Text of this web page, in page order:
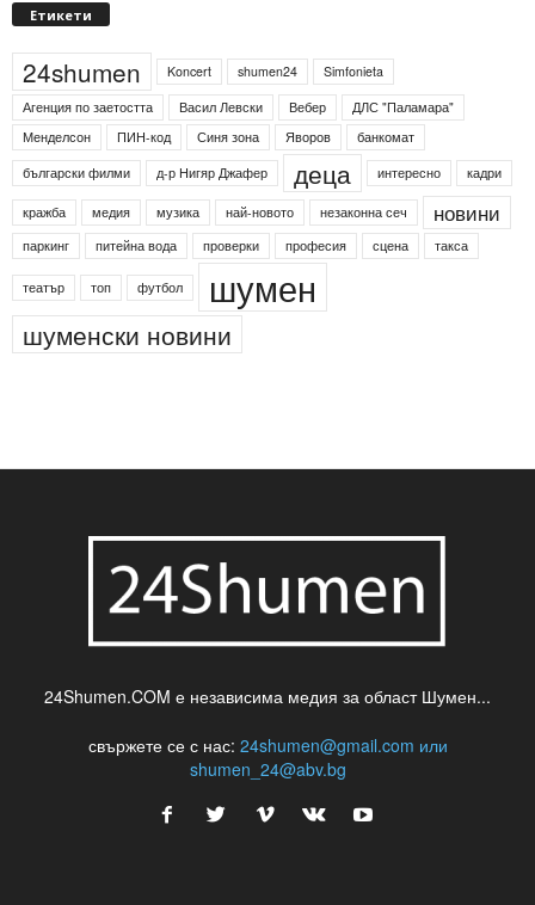
Етикети
24shumen Koncert shumen24
Simfonieta
Агенция по заетостта
Васил Левски Вебер
ДЛС "Паламара"
Менделсон
ПИН-код Синя зона Яворов
банкомат
български филми
д-р Нигяр Джафер деца интересно кадри
кражба медия музика най-новото незаконна сеч новини
паркинг питейна вода проверки професия сцена такса
театър топ футбол шумен
шуменски новини
24Shumen.COM е независима медия за област Шумен...
свържете се с нас: 24shumen@gmail.com или
shumen_24@abv.bg